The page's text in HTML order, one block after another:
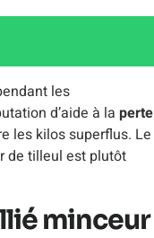
les
d’aide à la perte
les kilos superflus. Le
de tilleul est plutôt
minceur